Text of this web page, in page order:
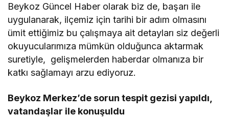
Beykoz Güncel Haber olarak biz de, başarı ile
uygulanarak, ilçemiz için tarihi bir adım olmasını
ümit ettiğimiz bu çalışmaya ait detayları siz değerli
okuyucularımıza mümkün olduğunca aktarmak
suretiyle, gelişmelerden haberdar olmanıza bir
katkı sağlamayı arzu ediyoruz.
Beykoz Merkez’de sorun tespit gezisi yapıldı,
vatandaşlar ile konuşuldu